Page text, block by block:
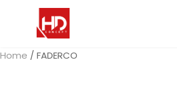
Home / FADERCO